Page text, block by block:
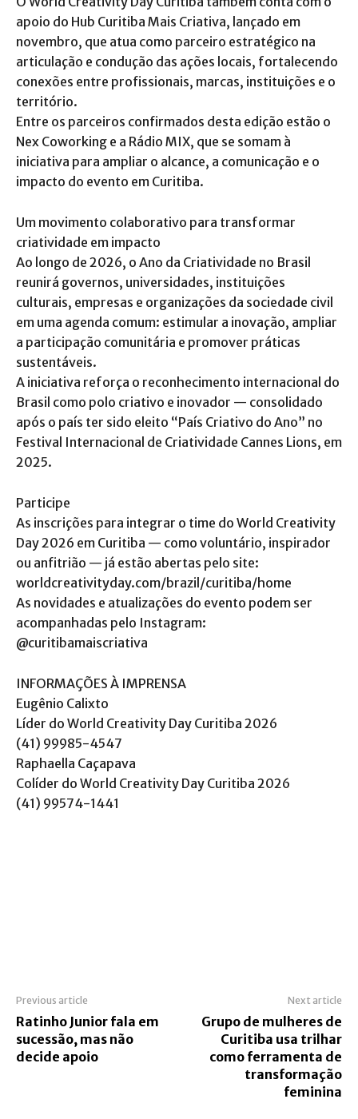
apoio do Hub Curitiba Mais Criativa, lançado em
novembro, que atua como parceiro estratégico na
articulação e condução das ações locais, fortalecendo
conexões entre profissionais, marcas, instituições e o
território.
Entre os parceiros confirmados desta edição estão o
Nex Coworking e a Rádio MIX, que se somam à
iniciativa para ampliar o alcance, a comunicação e o
impacto do evento em Curitiba.
Um movimento colaborativo para transformar
criatividade em impacto
Ao longo de 2026, o Ano da Criatividade no Brasil
reunirá governos, universidades, instituições
culturais, empresas e organizações da sociedade civil
em uma agenda comum: estimular a inovação, ampliar
a participação comunitária e promover práticas
sustentáveis.
A iniciativa reforça o reconhecimento internacional do
Brasil como polo criativo e inovador — consolidado
após o país ter sido eleito “País Criativo do Ano” no
Festival Internacional de Criatividade Cannes Lions, em
2025.
Participe
As inscrições para integrar o time do World Creativity
Day 2026 em Curitiba — como voluntário, inspirador
ou anfitrião — já estão abertas pelo site:
worldcreativityday.com/brazil/curitiba/home
As novidades e atualizações do evento podem ser
acompanhadas pelo Instagram:
@curitibamaiscriativa
INFORMAÇÕES À IMPRENSA
Eugênio Calixto
Líder do World Creativity Day Curitiba 2026
(41) 99985-4547
Raphaella Caçapava
Colíder do World Creativity Day Curitiba 2026
(41) 99574-1441
Previous article
Ratinho Junior fala em
sucessão, mas não
decide apoio
Next article
Grupo de mulheres de
Curitiba usa trilhar
como ferramenta de
transformação
feminina